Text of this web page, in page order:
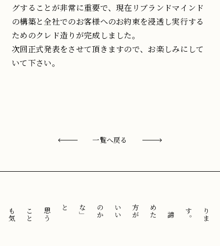
グすることが非常に重要で、現在リブランドマインド
の構築と全社でのお客様へのお約束を浸透し実行する
ためのクレド造りが完成しました。
次回正式発表をさせて頂きますので、お楽しみにして
いて下さい。
一覧へ戻る
。
「
諦
め
た
方
が
い
い
の
か
な
」
と
思
う
こ
と
も
気
に
せ
ずに